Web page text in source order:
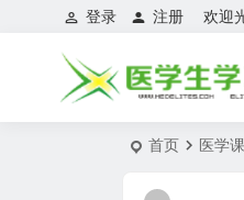
欢迎
登录 注册
首页 医学